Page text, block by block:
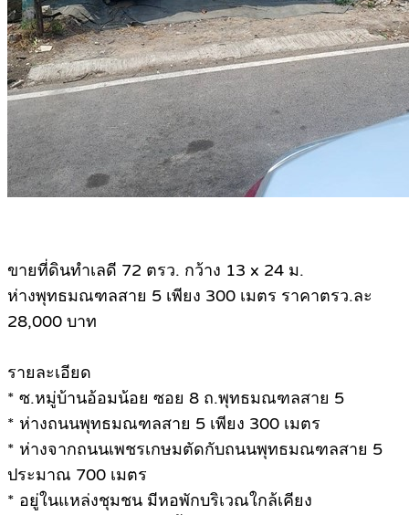
ขายที่ดินทำเลดี 72 ตรว. กว้าง 13 x 24 ม.
ห่างพุทธมณฑลสาย 5 เพียง 300 เมตร ราคาตรว.ละ
28,000 บาท
รายละเอียด
* ซ.หมู่บ้านอ้อมน้อย ซอย 8 ถ.พุทธมณฑลสาย 5
* ห่างถนนพุทธมณฑลสาย 5 เพียง 300 เมตร
* ห่างจากถนนเพชรเกษมตัดกับถนนพุทธมณฑลสาย 5
ประมาณ 700 เมตร
* อยู่ในแหล่งชุมชน มีหอพักบริเวณใกล้เคียง